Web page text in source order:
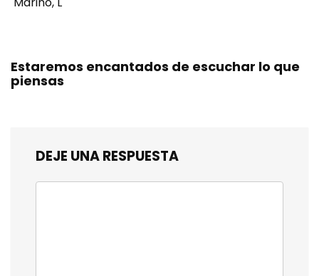
Estaremos encantados de escuchar lo que
piensas
DEJE UNA RESPUESTA